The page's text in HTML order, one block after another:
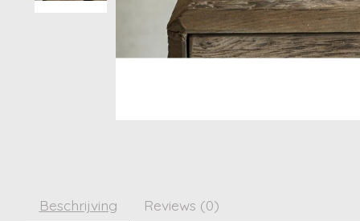
Beschrijving Reviews (0)